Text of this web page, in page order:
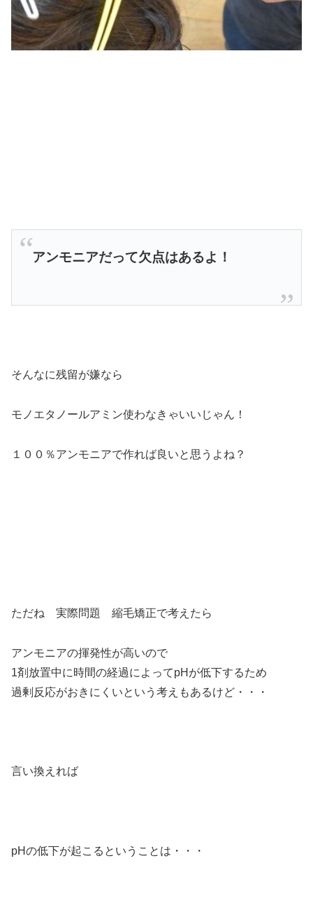
アンモニアだって欠点はあるよ！
そんなに残留が嫌なら
モノエタノールアミン使わなきゃいいじゃん！
１００％アンモニアで作れば良いと思うよね？
ただね 実際問題 縮毛矯正で考えたら
アンモニアの揮発性が高いので
1剤放置中に時間の経過によってpHが低下するため
過剰反応がおきにくいという考えもあるけど・・・
言い換えれば
pHの低下が起こるということは・・・